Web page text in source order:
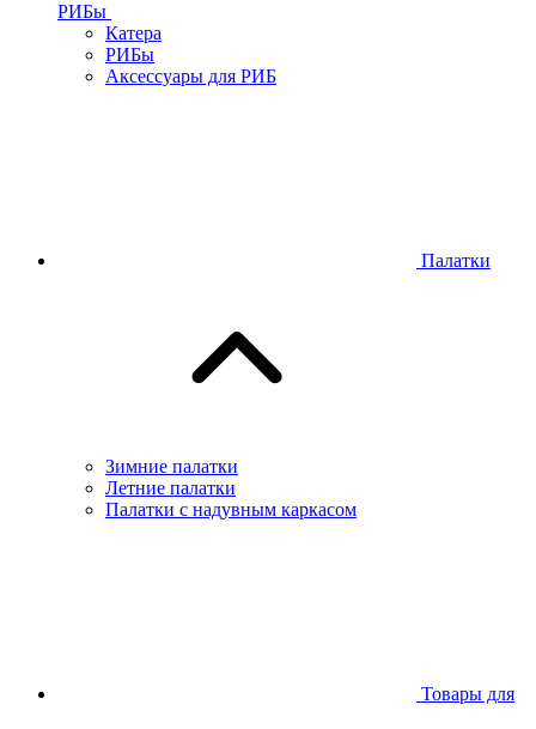
РИБы
Катера
РИБы
Аксессуары для РИБ
Палатки
Зимние палатки
Летние палатки
Палатки с надувным каркасом
Товары для